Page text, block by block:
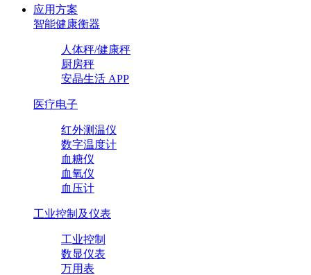
应用方案
智能健康衡器
人体秤/健康秤
厨房秤
安晶生活 APP
医疗电子
红外测温仪
数字温度计
血糖仪
血氧仪
血压计
工业控制及仪表
工业控制
数显仪表
万用表